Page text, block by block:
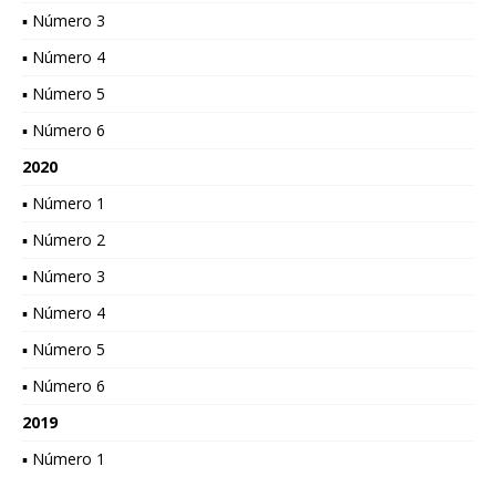
▪ Número 3
▪ Número 4
▪ Número 5
▪ Número 6
2020
▪ Número 1
▪ Número 2
▪ Número 3
▪ Número 4
▪ Número 5
▪ Número 6
2019
▪ Número 1